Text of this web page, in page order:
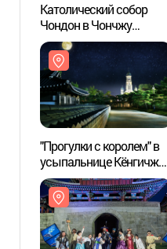
Католический собор
Чондон в Чончжу
(전주전동성당)
"Прогулки с королем" в
усыпальнице Кёнгичжон
и Деревне
традиционных домов
ханок в Чончжу (전주
한옥마을 경기전 '왕과의
산책')